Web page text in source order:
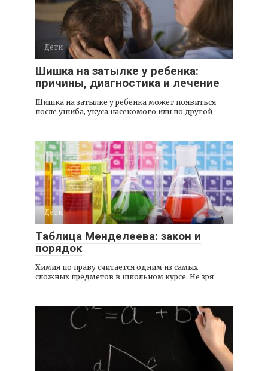
Дети
Шишка на затылке у ребенка:
причины, диагностика и лечение
Шишка на затылке у ребенка может появиться
после ушиба, укуса насекомого или по другой
Дети
Таблица Менделеева: закон и
порядок
Химия по праву считается одним из самых
сложных предметов в школьном курсе. Не зря